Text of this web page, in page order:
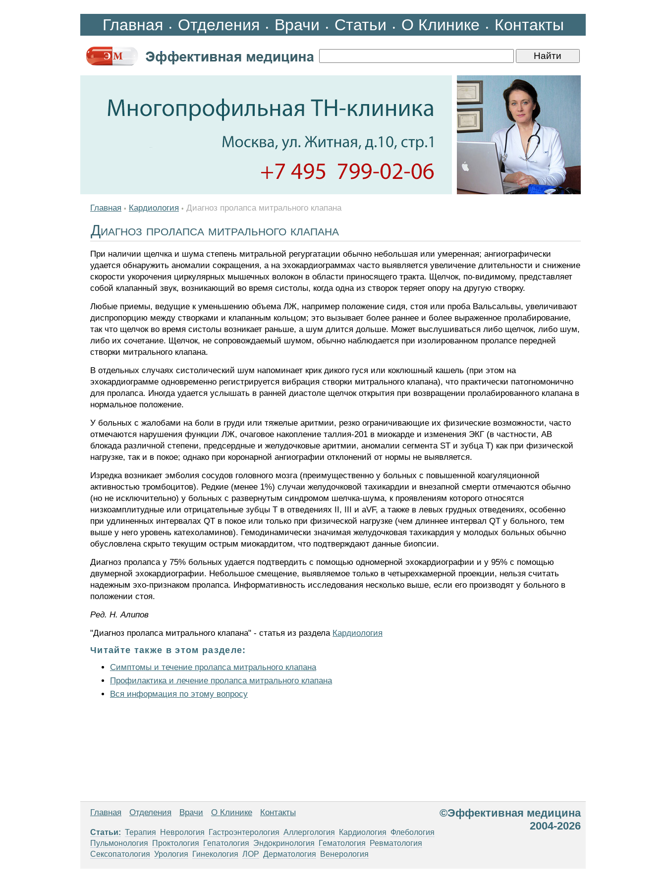
Главная • Отделения • Врачи • Статьи • О Клинике • Контакты
Главная • Кардиология • Диагноз пролапса митрального клапана
Диагноз пролапса митрального клапана
При наличии щелчка и шума степень митральной регургатации обычно небольшая или умеренная; ангиографически
удается обнаружить аномалии сокращения, а на эхокардиограммах часто выявляется увеличение длительности и снижение
скорости укорочения циркулярных мышечных волокон в области приносящего тракта. Щелчок, по-видимому, представляет
собой клапанный звук, возникающий во время систолы, когда одна из створок теряет опору на другую створку.
Любые приемы, ведущие к уменьшению объема ЛЖ, например положение сидя, стоя или проба Вальсальвы, увеличивают
диспропорцию между створками и клапанным кольцом; это вызывает более раннее и более выраженное пролабирование,
так что щелчок во время систолы возникает раньше, а шум длится дольше. Может выслушиваться либо щелчок, либо шум,
либо их сочетание. Щелчок, не сопровождаемый шумом, обычно наблюдается при изолированном пролапсе передней
створки митрального клапана.
В отдельных случаях систолический шум напоминает крик дикого гуся или коклюшный кашель (при этом на
эхокардиограмме одновременно регистрируется вибрация створки митрального клапана), что практически патогномонично
для пролапса. Иногда удается услышать в ранней диастоле щелчок открытия при возвращении пролабированного клапана в
нормальное положение.
У больных с жалобами на боли в груди или тяжелые аритмии, резко ограничивающие их физические возможности, часто
отмечаются нарушения функции ЛЖ, очаговое накопление таллия-201 в миокарде и изменения ЭКГ (в частности, АВ
блокада различной степени, предсердные и желудочковые аритмии, аномалии сегмента ST и зубца Т) как при физической
нагрузке, так и в покое; однако при коронарной ангиографии отклонений от нормы не выявляется.
Изредка возникает эмболия сосудов головного мозга (преимущественно у больных с повышенной коагуляционной
активностью тромбоцитов). Редкие (менее 1%) случаи желудочковой тахикардии и внезапной смерти отмечаются обычно
(но не исключительно) у больных с развернутым синдромом шелчка-шума, к проявлениям которого относятся
низкоамплитудные или отрицательные зубцы Т в отведениях II, III и aVF, а также в левых грудных отведениях, особенно
при удлиненных интервалах QT в покое или только при физической нагрузке (чем длиннее интервал QT у больного, тем
выше у него уровень катехоламинов). Гемодинамически значимая желудочковая тахикардия у молодых больных обычно
обусловлена скрыто текущим острым миокардитом, что подтверждают данные биопсии.
Диагноз пролапса у 75% больных удается подтвердить с помощью одномерной эхокардиографии и у 95% с помощью
двумерной эхокардиографии. Небольшое смещение, выявляемое только в четырехкамерной проекции, нельзя считать
надежным эхо-признаком пролапса. Информативность исследования несколько выше, если его производят у больного в
положении стоя.
Ред. Н. Алипов
"Диагноз пролапса митрального клапана" - статья из раздела Кардиология
Читайте также в этом разделе:
Симптомы и течение пролапса митрального клапана
Профилактика и лечение пролапса митрального клапана
Вся информация по этому вопросу
Главная Отделения Врачи О Клинике Контакты
Статьи: Терапия Неврология Гастроэнтерология Аллергология Кардиология Флебология
Пульмонология
Проктология Гепатология Эндокринология Гематология
Ревматология
Сексопатология Урология Гинекология ЛОР Дерматология Венерология
©Эффективная медицина
2004-2026